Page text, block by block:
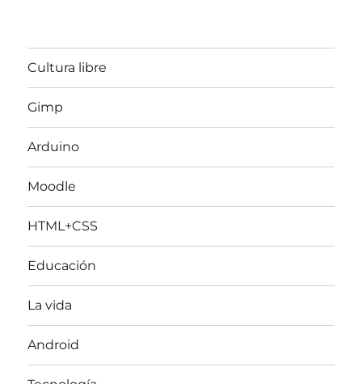
Cultura libre
Gimp
Arduino
Moodle
HTML+CSS
Educación
La vida
Android